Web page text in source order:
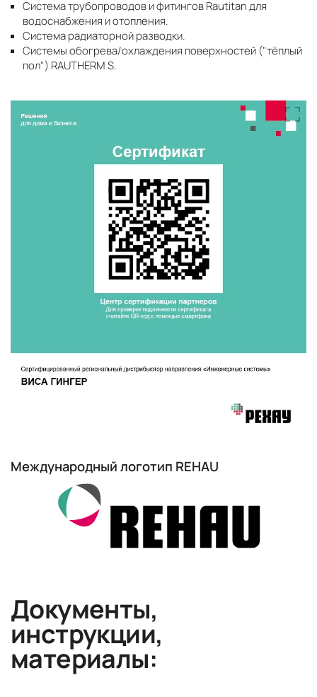
Система трубопроводов и фитингов Rautitan для
водоснабжения и отопления.
Система радиаторной разводки.
Системы обогрева/охлаждения поверхностей ("тёплый
пол") RAUTHERM S.
Международный логотип REHAU
Документы,
инструкции,
материалы: